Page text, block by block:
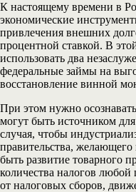
К настоящему времени в
экономические
привлечения внешних
процентной ставкой. В
использовать два
федеральные займы на
восстановление винной
При этом нужно
могут быть источником
случая, чтобы
правительства,
быть развитие товарного
количества налогов любой
от налоговых сборов,